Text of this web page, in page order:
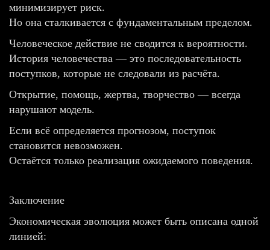
минимизирует риск.
Но она сталкивается с фундаментальным пределом.
Человеческое действие не сводится к вероятности.
История человечества — это последовательность
поступков, которые не следовали из расчёта.
Открытие, помощь, жертва, творчество — всегда
нарушают модель.
Если всё определяется прогнозом, поступок
становится невозможен.
Остаётся только реализация ожидаемого поведения.
Заключение
Экономическая эволюция может быть описана одной
линией: